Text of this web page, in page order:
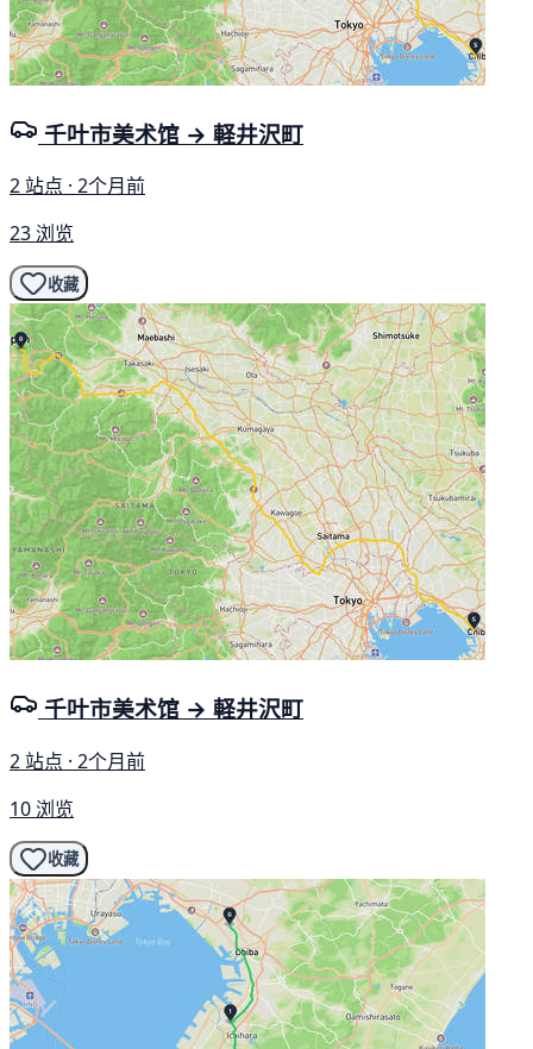
千叶市美术馆 → 軽井沢町
2 站点 · 2个月前
23 浏览
收藏
千叶市美术馆 → 軽井沢町
2 站点 · 2个月前
10 浏览
收藏